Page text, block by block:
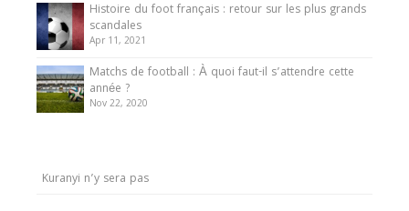
Histoire du foot français : retour sur les plus grands
scandales
Apr 11, 2021
Matchs de football : À quoi faut-il s’attendre cette
année ?
Nov 22, 2020
Kuranyi n’y sera pas